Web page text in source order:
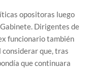
opositoras luego
Dirigentes de
funcionario también
que, tras
que continuara